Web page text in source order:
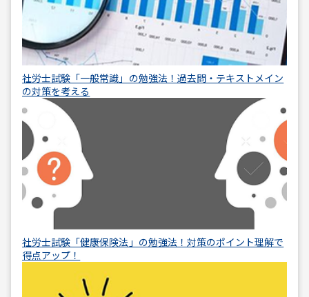
社労士試験「一般常識」の勉強法！過去問・テキストメイン
の対策を考える
社労士試験「健康保険法」の勉強法！対策のポイント理解で
得点アップ！